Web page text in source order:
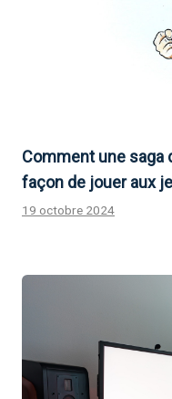
Comment une saga
façon de jouer aux
19 octobre 2024